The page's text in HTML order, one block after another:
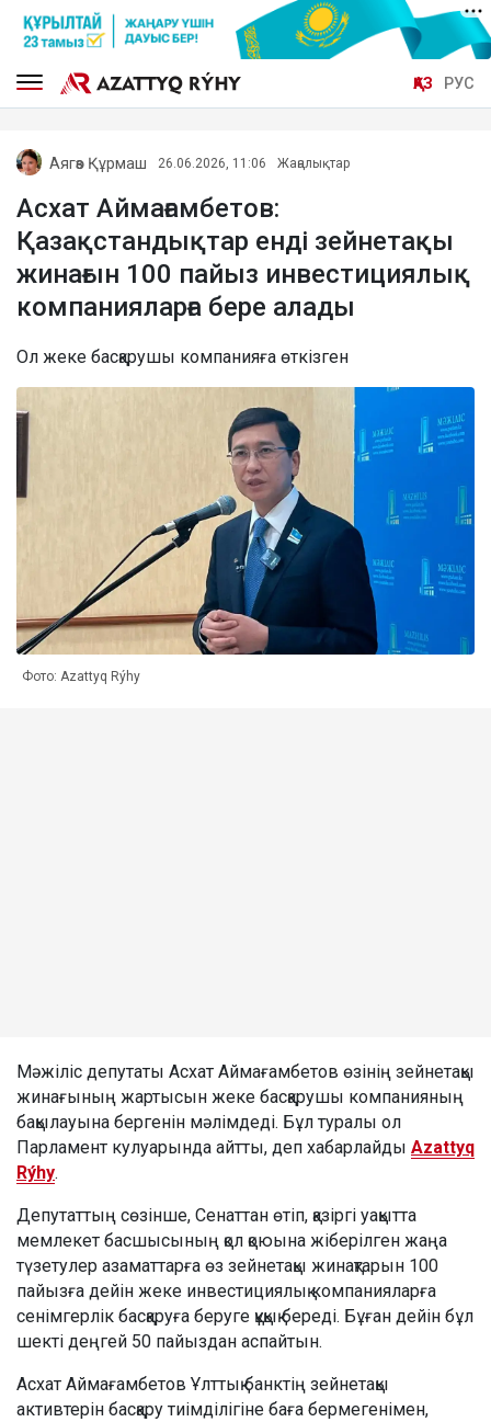
ҚАЗ РУС
Аягөз Құрмаш 26.06.2026, 11:06 Жаңалықтар
Асхат Аймағамбетов:
Қазақстандықтар енді зейнетақы
жинағын 100 пайыз инвестициялық
компанияларға бере алады
Ол жеке басқарушы компанияға өткізген
Фото: Azattyq Rýhy
Мәжіліс депутаты Асхат Аймағамбетов өзінің зейнетақы
жинағының жартысын жеке басқарушы компанияның
бақылауына бергенін мәлімдеді. Бұл туралы ол
Парламент кулуарында айтты, деп хабарлайды Azattyq
Rýhy.
Депутаттың сөзінше, Сенаттан өтіп, қазіргі уақытта
мемлекет басшысының қол қоюына жіберілген жаңа
түзетулер азаматтарға өз зейнетақы жинақтарын 100
пайызға дейін жеке инвестициялық компанияларға
сенімгерлік басқаруға беруге құқық береді. Бұған дейін бұл
шекті деңгей 50 пайыздан аспайтын.
Асхат Аймағамбетов Ұлттық банктің зейнетақы
активтерін басқару тиімділігіне баға бермегенімен,